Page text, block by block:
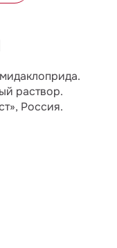
раствор.
Россия.